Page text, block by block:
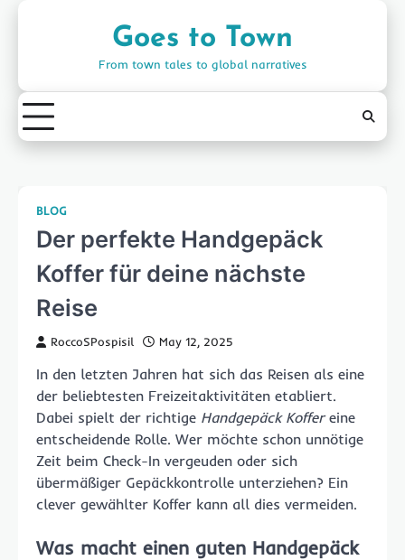
Goes to Town
From town tales to global narratives
BLOG
Der perfekte Handgepäck
Koffer für deine nächste
Reise
RoccoSPospisil May 12, 2025
In den letzten Jahren hat sich das Reisen als eine
der beliebtesten Freizeitaktivitäten etabliert.
Dabei spielt der richtige Handgepäck Koffereine
entscheidende Rolle. Wer möchte schon unnötige
Zeit beim Check-In vergeuden oder sich
übermäßiger Gepäckkontrolle unterziehen? Ein
clever gewählter Koffer kann all dies vermeiden.
Was macht einen guten Handgepäck